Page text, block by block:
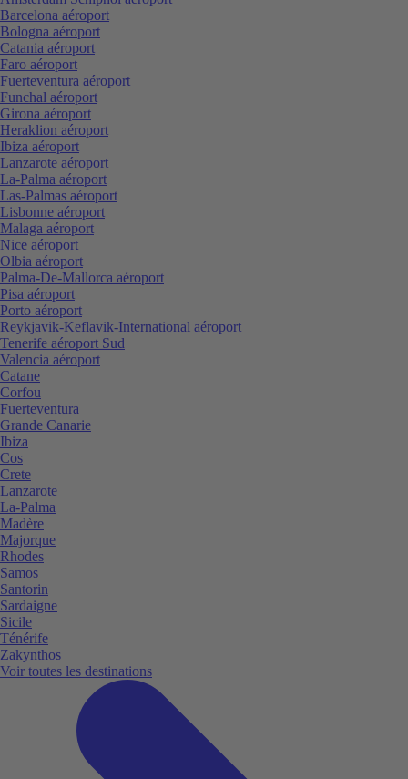
Barcelona aéroport
Bologna aéroport
Catania aéroport
Faro aéroport
Fuerteventura aéroport
Funchal aéroport
Girona aéroport
Heraklion aéroport
Ibiza aéroport
Lanzarote aéroport
La-Palma aéroport
Las-Palmas aéroport
Lisbonne aéroport
Malaga aéroport
Nice aéroport
Olbia aéroport
Palma-De-Mallorca aéroport
Pisa aéroport
Porto aéroport
Reykjavik-Keflavik-International aéroport
Tenerife aéroport Sud
Valencia aéroport
Catane
Corfou
Fuerteventura
Grande Canarie
Ibiza
Cos
Crete
Lanzarote
La-Palma
Madère
Majorque
Rhodes
Samos
Santorin
Sardaigne
Sicile
Ténérife
Zakynthos
Voir toutes les destinations